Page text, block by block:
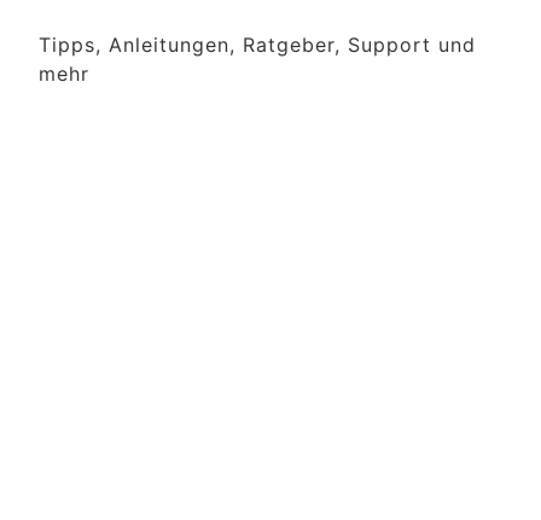
Tipps, Anleitungen, Ratgeber, Support und
mehr